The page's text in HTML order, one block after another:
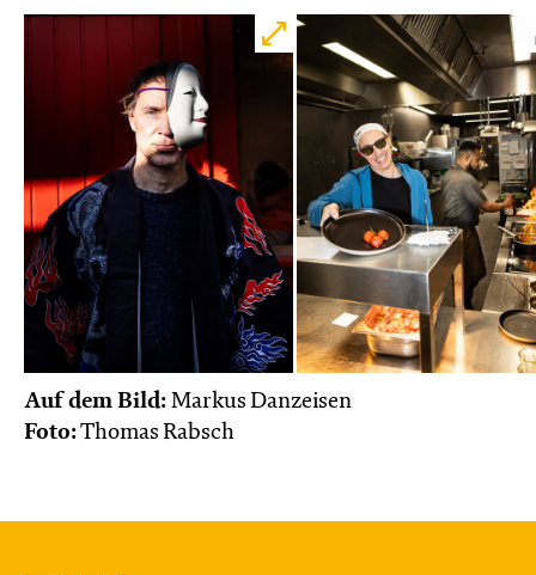
Auf dem Bild: Markus Danzeisen
Foto:Thomas Rabsch